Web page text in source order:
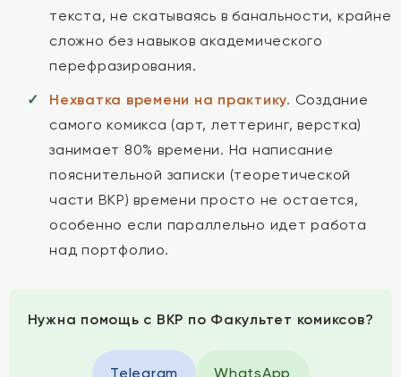
текста, не скатываясь в банальности, крайне
сложно без навыков академического
перефразирования.
Нехватка времени на практику. Создание
самого комикса (арт, леттеринг, верстка)
занимает 80% времени. На написание
пояснительной записки (теоретической
части ВКР) времени просто не остается,
особенно если параллельно идет работа
над портфолио.
Нужна помощь с ВКР по Факультет комиксов?
Telegram WhatsApp